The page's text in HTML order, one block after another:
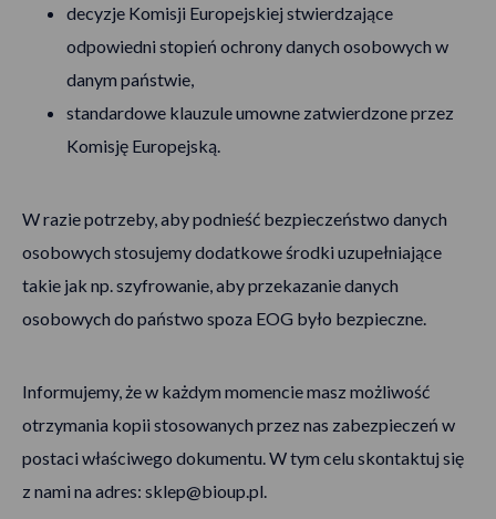
decyzje Komisji Europejskiej stwierdzające
odpowiedni stopień ochrony danych osobowych w
danym państwie,
standardowe klauzule umowne zatwierdzone przez
Komisję Europejską.
W razie potrzeby, aby podnieść bezpieczeństwo danych
osobowych stosujemy dodatkowe środki uzupełniające
takie jak np. szyfrowanie, aby przekazanie danych
osobowych do państwo spoza EOG było bezpieczne.
Informujemy, że w każdym momencie masz możliwość
otrzymania kopii stosowanych przez nas zabezpieczeń w
postaci właściwego dokumentu. W tym celu skontaktuj się
z nami na adres: sklep@bioup.pl.